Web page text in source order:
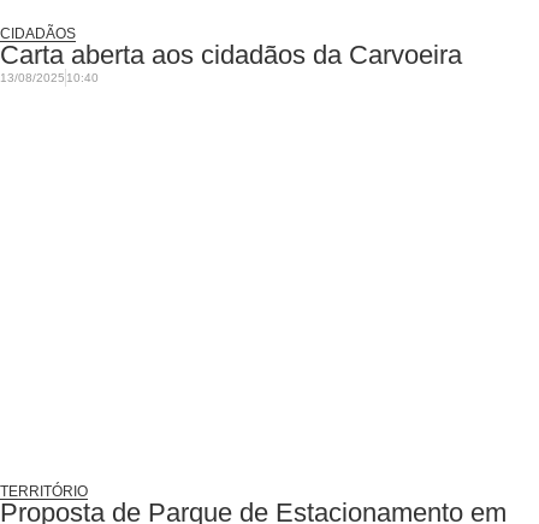
CIDADÃOS
Carta aberta aos cidadãos da Carvoeira
13/08/2025 10:40
TERRITÓRIO
Proposta de Parque de Estacionamento em